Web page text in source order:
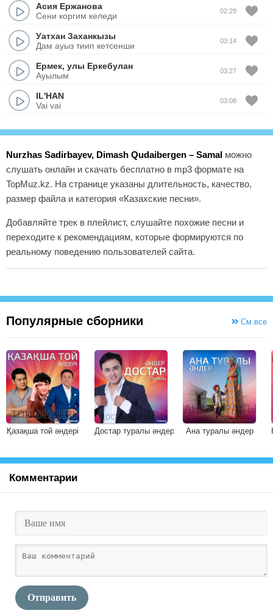
Асия Ержанова
Сени коргим келеди
02:29
Уатхан Заханкызы
Дам ауыз тиип кетсенши
03:14
Ермек, улы Еркебулан
Ауылым
03:27
IL'HAN
Vai vai
03:08
Nurzhas Sadirbayev, Dimash Qudaibergen – Samal можно
слушать онлайн и скачать бесплатно в mp3 формате на
TopMuz.kz. На странице указаны длительность, качество,
размер файла и категория «Казахские песни».
Добавляйте трек в плейлист, слушайте похожие песни и
переходите к рекомендациям, которые формируются по
реальному поведению пользователей сайта.
Популярные сборники См.все
Қазақша той әндері Достар туралы әндер Ана туралы әндер
Комментарии
Отправить